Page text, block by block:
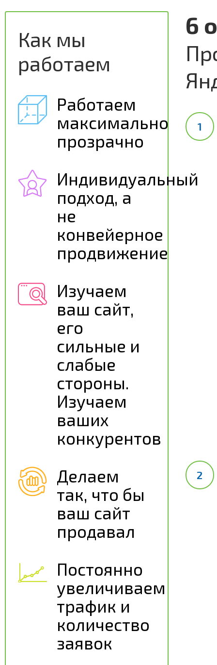
Как мы
работаем
Работаем
максимально
прозрачно
Индивидуальный
подход, а
не
конвейерное
продвижение
Изучаем
ваш сайт,
его
сильные и
слабые
стороны.
Изучаем
ваших
конкурентов
Делаем
так, что бы
ваш сайт
продавал
Постоянно
увеличиваем
трафик и
количество
заявок
6